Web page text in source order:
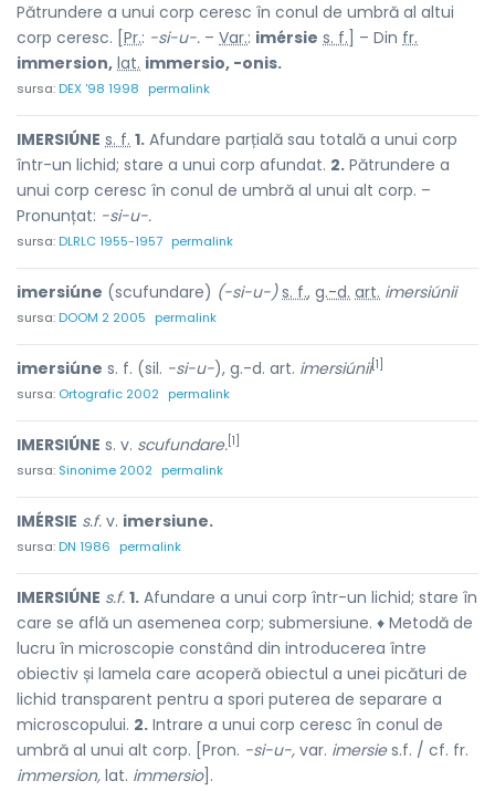
Pătrundere a unui corp ceresc în conul de umbră al altui
corp ceresc. [ Pr.: -si-u-. – Var.: imérsie s. f. ] – Din fr.
immersion, lat. immersio, -onis.
sursa:DEX '98 1998 permalink
IMERSIÚNE s. f. 1. Afundare parțială sau totală a unui corp
într-un lichid; stare a unui corp afundat. 2. Pătrundere a
unui corp ceresc în conul de umbră al unui alt corp. –
Pronunțat: -si-u-.
sursa:DLRLC 1955-1957 permalink
imersiúne (scufundare) (-si-u-) s. f., g.-d. art. imersiúnii
sursa:DOOM 2 2005 permalink
imersiúne s. f. (sil. -si-u-), g.-d. art. imersiúnii[1]
sursa: Ortografic 2002 permalink
IMERSIÚNE s. v. scufundare. [1]
sursa: Sinonime 2002 permalink
IMÉRSIE s.f. v. imersiune.
sursa:DN 1986 permalink
IMERSIÚNE s.f. 1. Afundare a unui corp într-un lichid; stare în
care se află un asemenea corp; submersiune. ♦ Metodă de
lucru în microscopie constând din introducerea între
obiectiv și lamela care acoperă obiectul a unei picături de
lichid transparent pentru a spori puterea de separare a
microscopului. 2. Intrare a unui corp ceresc în conul de
umbră al unui alt corp. [Pron. -si-u-, var. imersies.f. / cf. fr.
immersion, lat. immersio].